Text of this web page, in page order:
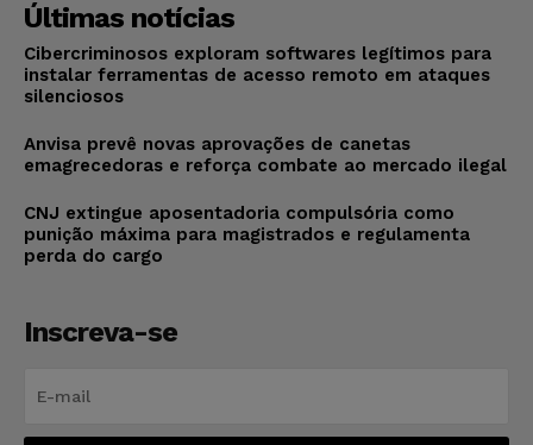
Últimas notícias
Cibercriminosos exploram softwares legítimos para
instalar ferramentas de acesso remoto em ataques
silenciosos
Anvisa prevê novas aprovações de canetas
emagrecedoras e reforça combate ao mercado ilegal
CNJ extingue aposentadoria compulsória como
punição máxima para magistrados e regulamenta
perda do cargo
Inscreva-se